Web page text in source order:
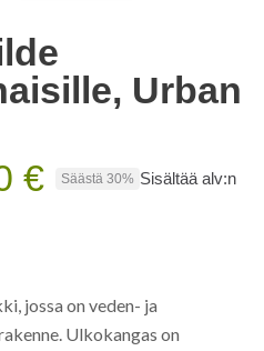
Urban
€ Säästä 30% Sisältää alv:n
jossa on veden- ja
Ulkokangas on